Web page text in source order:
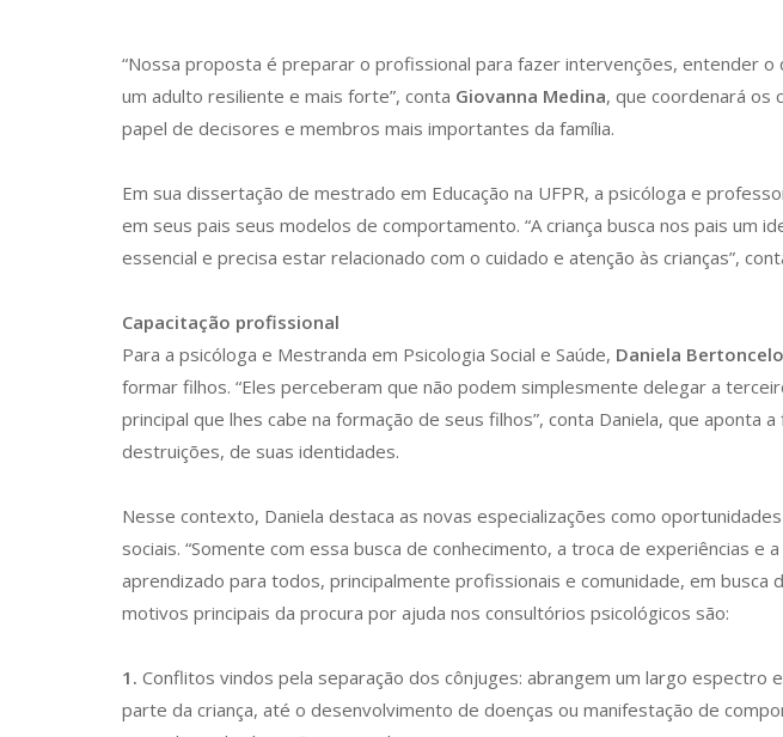
“Nossa proposta é preparar o profissional para fazer intervenções, entender
um adulto resiliente e mais forte”, conta Giovanna Medina, que coordenará os
papel de decisores e membros mais importantes da família.
Em sua dissertação de mestrado em Educação na UFPR, a psicóloga e
em seus pais seus modelos de comportamento. “A criança busca nos pais um
essencial e precisa estar relacionado com o cuidado e atenção às crianças”,
Capacitação profissional
Para a psicóloga e Mestranda em Psicologia Social e Saúde, Daniela Bertoncelo
formar filhos. “Eles perceberam que não podem simplesmente delegar a
principal que lhes cabe na formação de seus filhos”, conta Daniela, que aponta
destruições, de suas identidades.
Nesse contexto, Daniela destaca as novas especializações como
sociais. “Somente com essa busca de conhecimento, a troca de experiências
aprendizado para todos, principalmente profissionais e comunidade, em
motivos principais da procura por ajuda nos consultórios psicológicos são:
1. Conflitos vindos pela separação dos cônjuges: abrangem um largo
parte da criança, até o desenvolvimento de doenças ou manifestação de